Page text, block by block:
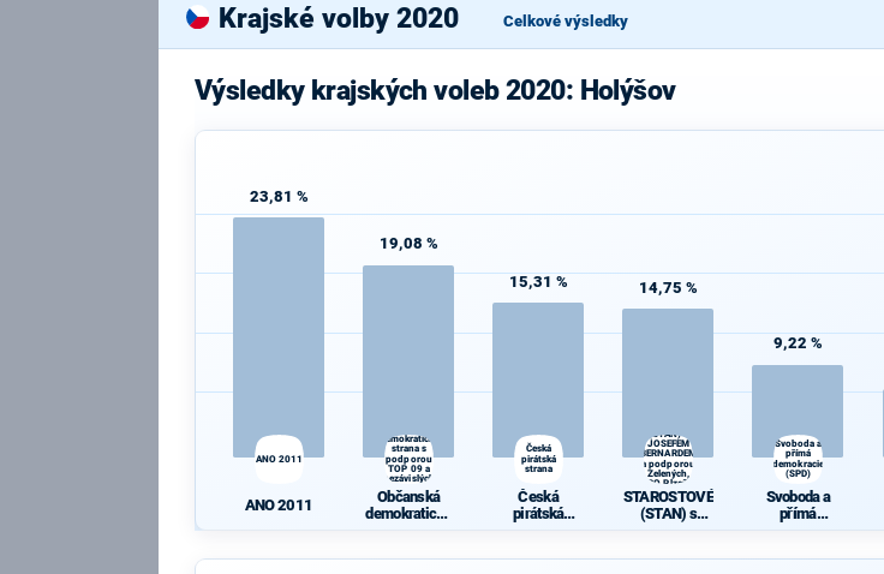
Krajské volby 2020 Celkové výsledky
Výsledky krajských voleb 2020: Holýšov
23,81 %
ANO 2011
ANO 2011
19,08 %
demokratická
strana s
podporou
TOP 09 a
nezávislých
starostů
Občanská
demokratická
09 a
15,31 %
Česká
pirátská
strana
Česká
pirátská
14,75 %
(STAN) s
JOSEFEM
BERNARDEM
a podporou
Zelených,
PRO Plzeň a
Idealistů
STAROSTOVÉ
(STAN) s
a podporou
9,22 %
Svoboda a
přímá
demokracie
(SPD)
Svoboda a
přímá